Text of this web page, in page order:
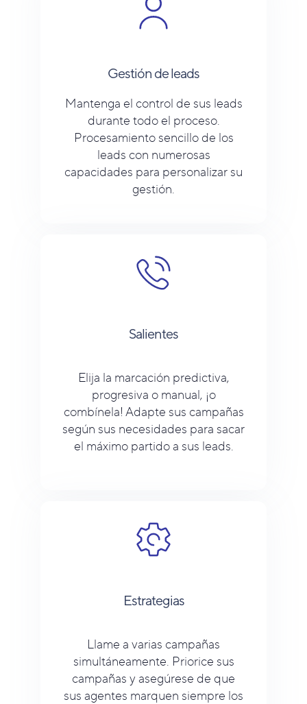
Gestión de leads
Mantenga el control de sus leads
durante todo el proceso.
Procesamiento sencillo de los
leads con numerosas
capacidades para personalizar su
gestión.
Salientes
Elija la marcación predictiva,
progresiva o manual, ¡o
combínela! Adapte sus campañas
según sus necesidades para sacar
el máximo partido a sus leads.
Estrategias
Llame a varias campañas
simultáneamente. Priorice sus
campañas y asegúrese de que
sus agentes marquen siempre los